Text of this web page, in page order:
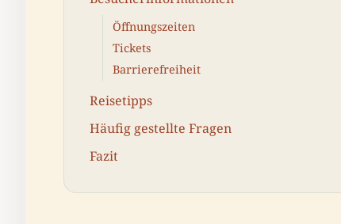
Öffnungszeiten
Tickets
Barrierefreiheit
Reisetipps
Häufig gestellte Fragen
Fazit